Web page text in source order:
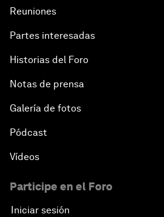
Reuniones
Partes interesadas
Historias del Foro
Notas de prensa
Galería de fotos
Pódcast
Vídeos
Participe en el Foro
Iniciar sesión